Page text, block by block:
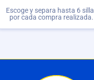
Escoge y separa hasta 6
por cada compra realizada.